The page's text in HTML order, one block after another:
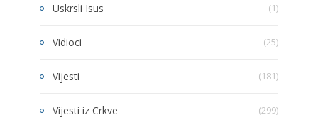
Uskrsli Isus (1)
Vidioci (25)
Vijesti (181)
Vijesti iz Crkve (299)